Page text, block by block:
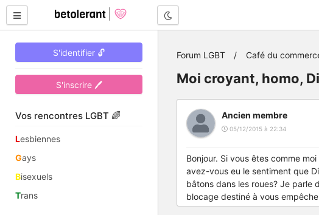
S'identifier 🔓
S'inscrire 🖊
Vos rencontres LGBT 🌈
Lesbiennes
Gays
Bisexuels
Trans
Forum LGBT Café du
Moi croyant, homo,
Ancien membre
05/12/2015 à 22:34
Bonjour. Si vous êtes comme
avez-vous eu le sentiment que
bâtons dans les roues? Je parle
blocage destiné à vous